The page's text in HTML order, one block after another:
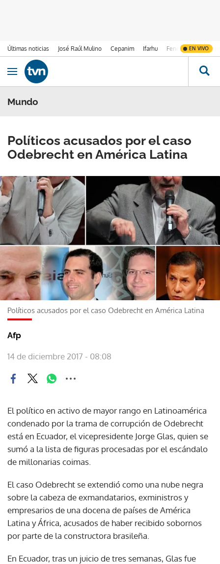
Últimas noticias José Raúl Mulino Cepanim Ifarhu Fenómeno de El
EN VIVO
Ir al contenido
Obrir navegació
Mundo
Políticos acusados por el caso
Odebrecht en América Latina
Políticos acusados por el caso Odebrecht en América Latina
Afp
14 de diciembre 2017 - 08:08
El político en activo de mayor rango en Latinoamérica
condenado por la trama de corrupción de Odebrecht
está en Ecuador, el vicepresidente Jorge Glas, quien se
sumó a la lista de figuras procesadas por el escándalo
de millonarias coimas.
El caso Odebrecht se extendió como una nube negra
sobre la cabeza de exmandatarios, exministros y
empresarios de una docena de países de América
Latina y África, acusados de haber recibido sobornos
por parte de la constructora brasileña.
En Ecuador, tras un juicio de tres semanas, Glas fue